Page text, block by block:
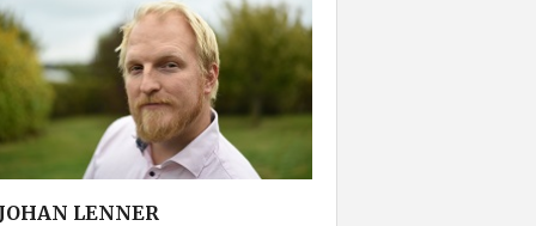
LENNER